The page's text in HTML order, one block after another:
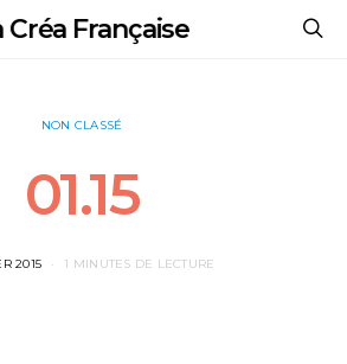
Créa Française
NON CLASSÉ
01.15
2015 1 MINUTES DE LECTURE